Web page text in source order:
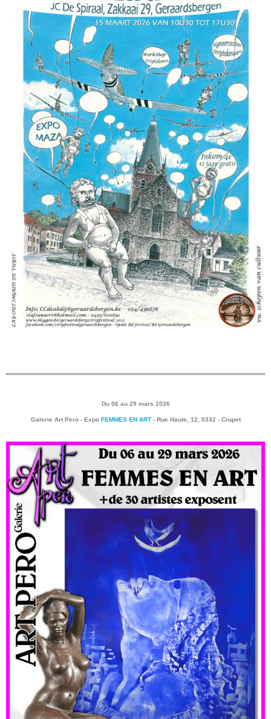
Du 06 au 29 mars 2026
Galerie Art Pero - ExpoFEMMES EN ART- Rue Haute, 12, 5332 - Crupet